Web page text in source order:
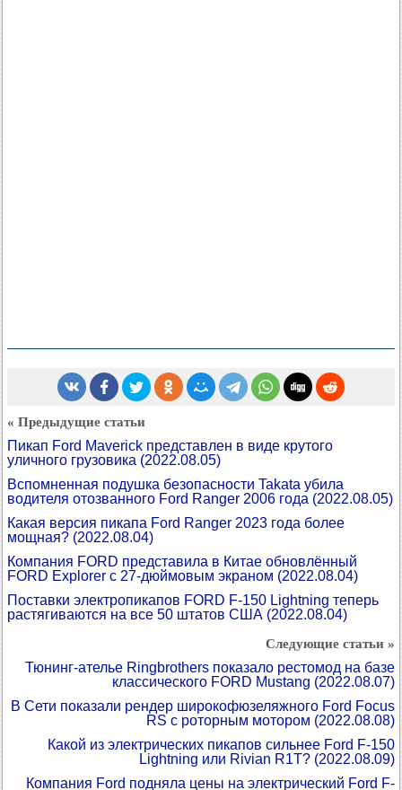
« Предыдущие статьи
Пикап Ford Maverick представлен в виде крутого
уличного грузовика (2022.08.05)
Вспомненная подушка безопасности Takata убила
водителя отозванного Ford Ranger 2006 года (2022.08.05)
Какая версия пикапа Ford Ranger 2023 года более
мощная? (2022.08.04)
Компания FORD представила в Китае обновлённый
FORD Explorer c 27-дюймовым экраном (2022.08.04)
Поставки электропикапов FORD F-150 Lightning теперь
растягиваются на все 50 штатов США (2022.08.04)
Следующие статьи »
Тюнинг-ателье Ringbrothers показало рестомод на базе
классического FORD Mustang (2022.08.07)
В Сети показали рендер широкофюзеляжного Ford Focus
RS с роторным мотором (2022.08.08)
Какой из электрических пикапов сильнее Ford F-150
Lightning или Rivian R1T? (2022.08.09)
Компания Ford подняла цены на электрический Ford F-